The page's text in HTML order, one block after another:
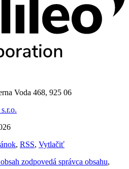
Voda 468, 925 06
, RSS, Vytlačiť
zodpovedá správca obsahu,